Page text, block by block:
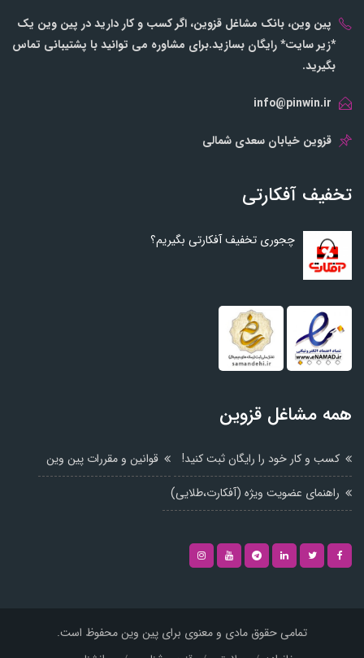
پین وین، بانک مشاغل قزوین، اگر کسب و کار دارید در پین وین یک
*زیر سایت* رایگان بسازید.برای مشاوره می توانید با پشتیبانی تماس
بگیرید.
info@pinwin.ir
قزوین خیابان سعدی شمالی
تخفیف آفکارتی
چجوری تخفیف آفکارتی بگیریم؟
همه مشاغل قزوین
کسب و کار خود را رایگان ثبت کنید!
قوانین و مقررات پین وین
راهنمای عضویت ویژه (آفکارت،طلایی)
تمامی حقوق مادی و معنوی برای پین وین محفوظ است.